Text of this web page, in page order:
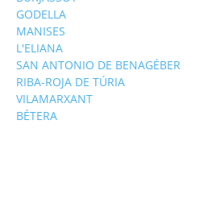
GODELLA
MANISES
L'ELIANA
SAN ANTONIO DE BENAGÉBER
RIBA-ROJA DE TÚRIA
VILAMARXANT
BÉTERA